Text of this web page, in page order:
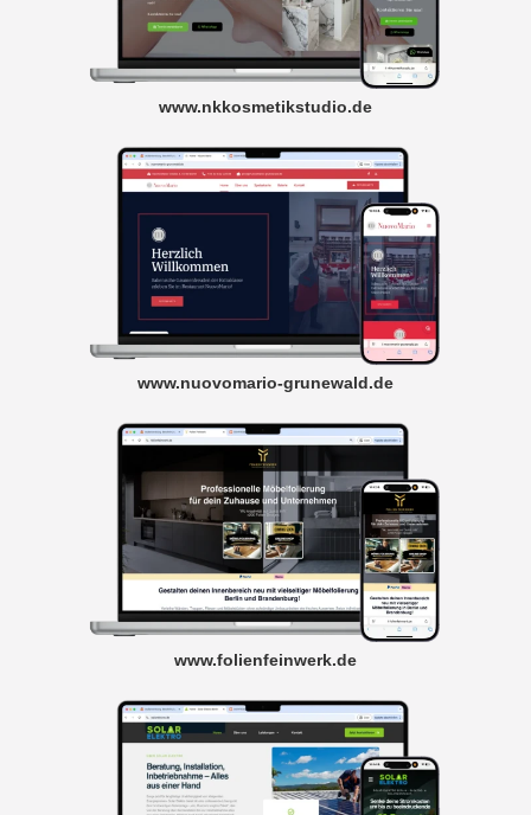
www.nkkosmetikstudio.de
www.nuovomario-grunewald.de
www.folienfeinwerk.de